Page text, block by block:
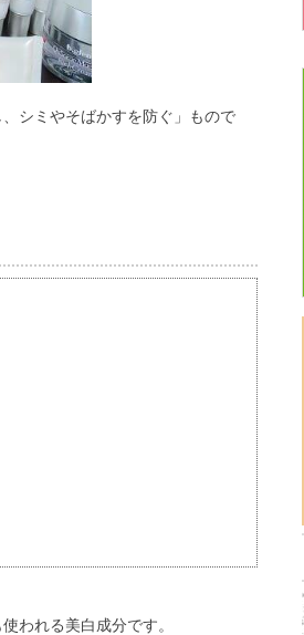
シミやそばかすを防ぐ」もので
われる美白成分です。